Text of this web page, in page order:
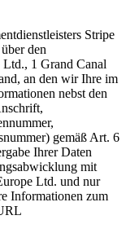
Stripe
den
Ltd., 1 Grand Canal
an den wir Ihre im
nebst den
gemäß Art. 6
Ihrer Daten
mit
Ltd. und nur
Informationen zum